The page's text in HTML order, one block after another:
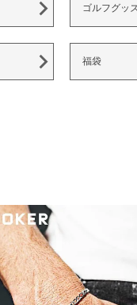
ゴルフグッ
福袋